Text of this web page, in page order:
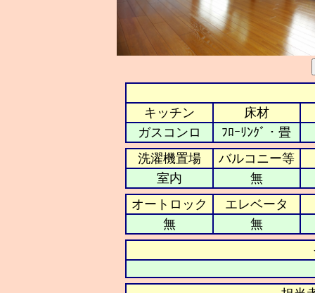
キッチン
床材
ガスコンロ
ﾌﾛｰﾘﾝｸﾞ・畳
洗濯機置場
バルコニー等
室内
無
オートロック
エレベータ
無
無